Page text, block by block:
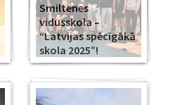
Smiltenes
vidusskola –
“Latvijas spēcīgākā
skola 2025”!